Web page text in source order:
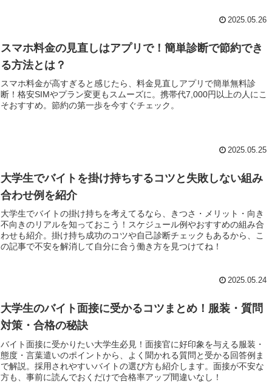
2025.05.26
スマホ料金の見直しはアプリで！簡単診断で節約でき
る方法とは？
スマホ料金が高すぎると感じたら、料金見直しアプリで簡単無料診
断！格安SIMやプラン変更もスムーズに。携帯代7,000円以上の人にこ
そおすすめ。節約の第一歩を今すぐチェック。
2025.05.25
大学生でバイトを掛け持ちするコツと失敗しない組み
合わせ例を紹介
大学生でバイトの掛け持ちを考えてるなら、きつさ・メリット・向き
不向きのリアルを知っておこう！スケジュール例やおすすめの組み合
わせも紹介。掛け持ち成功のコツや自己診断チェックもあるから、こ
の記事で不安を解消して自分に合う働き方を見つけてね！
2025.05.24
大学生のバイト面接に受かるコツまとめ！服装・質問
対策・合格の秘訣
バイト面接に受かりたい大学生必見！面接官に好印象を与える服装・
態度・言葉遣いのポイントから、よく聞かれる質問と受かる回答例ま
で解説。採用されやすいバイトの選び方も紹介します。面接が不安な
方も、事前に読んでおくだけで合格率アップ間違いなし！